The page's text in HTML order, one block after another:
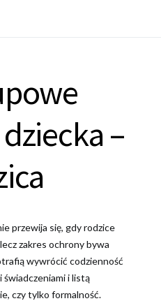
–
przewija się, gdy rodzice
zakres ochrony bywa
wywrócić codzienność
i listą
czy tylko formalność.